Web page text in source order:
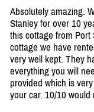
Absolutely amazing.
Stanley for over 10
this cottage from Port
cottage we have
very well kept. They
everything you will
provided which is
your car. 10/10 would